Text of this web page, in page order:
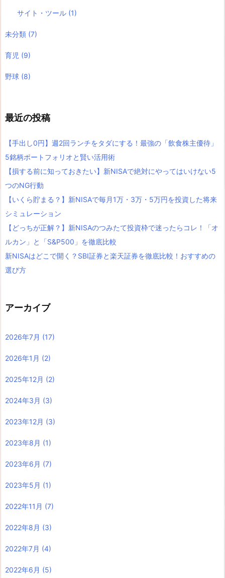
サイト・ツール (1)
未分類 (7)
育児 (9)
野球 (8)
最近の投稿
【手出し0円】週2回ランチをタダにする！最強の「飲食株主優待」
5銘柄ポートフォリオと賢い活用術
【損する前に知っておきたい】新NISAで絶対にやってはいけない5
つのNG行動
【いくら貯まる？】新NISAで毎月1万・3万・5万円を投資した将来
シミュレーション
【どっちが正解？】新NISAのつみたて投資枠で迷ったらコレ！「オ
ルカン」と「S&P500」を徹底比較
新NISAはどこで開く？SBI証券と楽天証券を徹底比較！おすすめの
選び方
アーカイブ
2026年7月 (17)
2026年1月 (2)
2025年12月 (2)
2024年3月 (3)
2023年12月 (3)
2023年8月 (1)
2023年6月 (7)
2023年5月 (1)
2022年11月 (7)
2022年8月 (3)
2022年7月 (4)
2022年6月 (5)